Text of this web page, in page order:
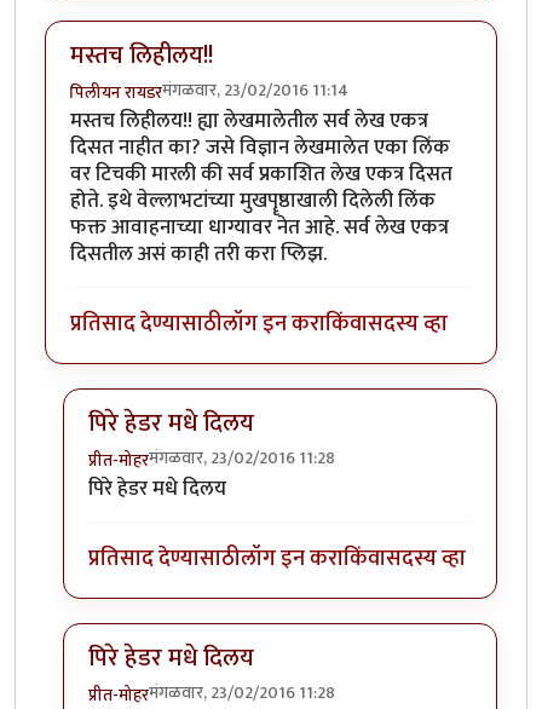
मस्तच लिहीलय!!
पिलीयन रायडरमंगळवार, 23/02/2016 11:14
मस्तच लिहीलय!! ह्या लेखमालेतील सर्व लेख एकत्र
दिसत नाहीत का? जसे विज्ञान लेखमालेत एका लिंक
वर टिचकी मारली की सर्व प्रकाशित लेख एकत्र दिसत
होते. इथे वेल्लाभटांच्या मुखपॄष्ठाखाली दिलेली लिंक
फक्त आवाहनाच्या धाग्यावर नेत आहे. सर्व लेख एकत्र
दिसतील असं काही तरी करा प्लिझ.
प्रतिसाद देण्यासाठीलॉग इन कराकिंवासदस्य व्हा
पिरे हेडर मधे दिलय
प्रीत-मोहरमंगळवार, 23/02/2016 11:28
In reply toमस्तच लिहीलय!!
पिरे हेडर मधे दिलय
प्रतिसाद देण्यासाठीलॉग इन कराकिंवासदस्य व्हा
पिरे हेडर मधे दिलय
प्रीत-मोहरमंगळवार, 23/02/2016 11:28